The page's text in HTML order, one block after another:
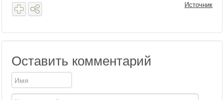
Источник
Оставить комментарий